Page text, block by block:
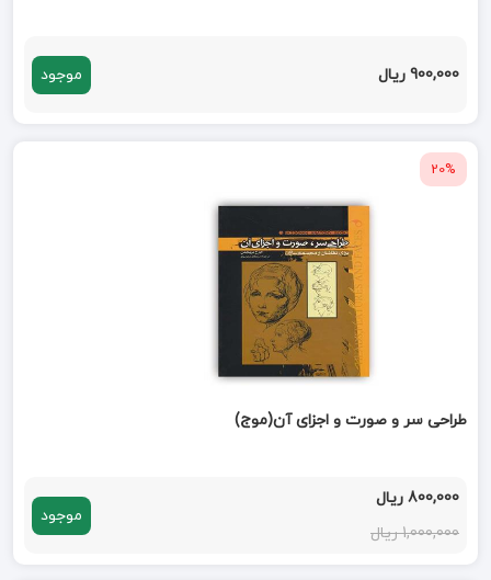
900,000 ریال موجود
20%
طراحی سر و صورت و اجزای آن(موج)
800,000 ریال
1,000,000 ریال
موجود